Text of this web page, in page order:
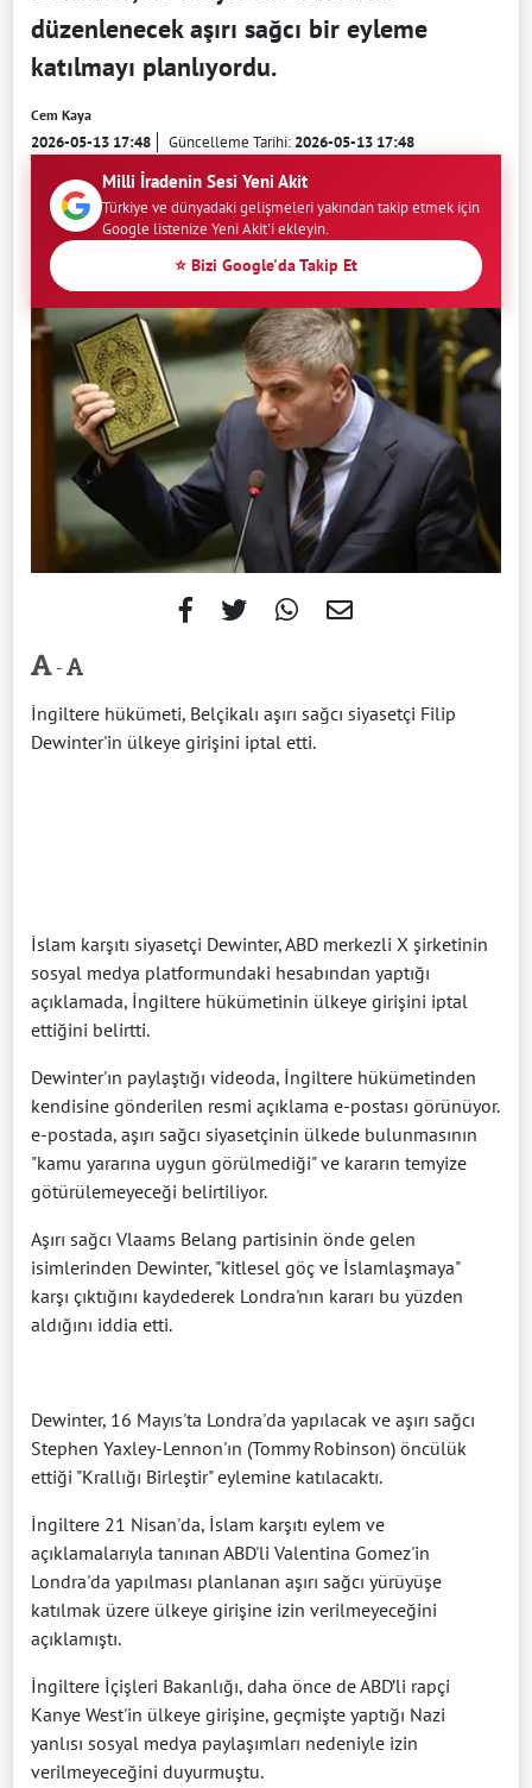
düzenlenecek aşırı sağcı bir eyleme
katılmayı planlıyordu.
Cem Kaya
2026-05-13 17:48 Güncelleme Tarihi:2026-05-13 17:48
Milli İradenin Sesi Yeni Akit
Türkiye ve dünyadaki gelişmeleri yakından takip etmek için
Google listenize Yeni Akit'i ekleyin.
⭐ Bizi Google'da Takip Et
-
İngiltere hükümeti, Belçikalı aşırı sağcı siyasetçi Filip
Dewinter'in ülkeye girişini iptal etti.
İslam karşıtı siyasetçi Dewinter, ABD merkezli X şirketinin
sosyal medya platformundaki hesabından yaptığı
açıklamada, İngiltere hükümetinin ülkeye girişini iptal
ettiğini belirtti.
Dewinter'ın paylaştığı videoda, İngiltere hükümetinden
kendisine gönderilen resmi açıklama e-postası görünüyor.
e-postada, aşırı sağcı siyasetçinin ülkede bulunmasının
"kamu yararına uygun görülmediği" ve kararın temyize
götürülemeyeceği belirtiliyor.
Aşırı sağcı Vlaams Belang partisinin önde gelen
isimlerinden Dewinter, "kitlesel göç ve İslamlaşmaya"
karşı çıktığını kaydederek Londra'nın kararı bu yüzden
aldığını iddia etti.
Dewinter, 16 Mayıs'ta Londra'da yapılacak ve aşırı sağcı
Stephen Yaxley-Lennon'ın (Tommy Robinson) öncülük
ettiği "Krallığı Birleştir" eylemine katılacaktı.
İngiltere 21 Nisan'da, İslam karşıtı eylem ve
açıklamalarıyla tanınan ABD'li Valentina Gomez'in
Londra'da yapılması planlanan aşırı sağcı yürüyüşe
katılmak üzere ülkeye girişine izin verilmeyeceğini
açıklamıştı.
İngiltere İçişleri Bakanlığı, daha önce de ABD’li rapçi
Kanye West'in ülkeye girişine, geçmişte yaptığı Nazi
yanlısı sosyal medya paylaşımları nedeniyle izin
verilmeyeceğini duyurmuştu.